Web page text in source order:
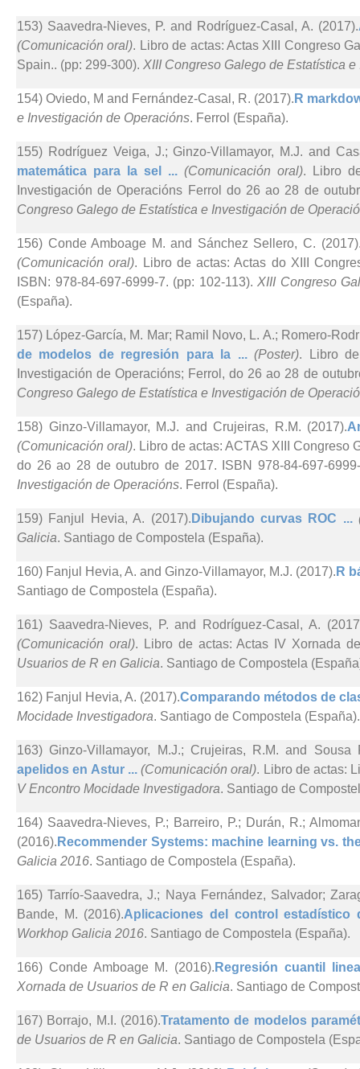
153) Saavedra-Nieves, P. and Rodríguez-Casal, A. (2017).
(Comunicación oral). Libro de actas: Actas XIII Congreso
Spain.. (pp: 299-300). XIII Congreso Galego de Estatística
154) Oviedo, M and Fernández-Casal, R. (2017). R
e Investigación de Operacións. Ferrol (España).
155) Rodríguez Veiga, J.; Ginzo-Villamayor, M.J. and
matemática para la sel ... (Comunicación oral). Libro
Investigación de Operacións Ferrol do 26 ao 28 de
Congreso Galego de Estatística e Investigación de
156) Conde Amboage M. and Sánchez Sellero, C.
(Comunicación oral). Libro de actas: Actas do XIII
ISBN: 978-84-697-6999-7. (pp: 102-113). XIII Congreso
(España).
157) López-García, M. Mar; Ramil Novo, L. A.; Romero-
de modelos de regresión para la ...(Poster). Libro
Investigación de Operacións; Ferrol, do 26 ao 28 de
Congreso Galego de Estatística e Investigación de
158) Ginzo-Villamayor, M.J. and Crujeiras, R.M. (2017).
(Comunicación oral). Libro de actas: ACTAS XIII Congreso
do 26 ao 28 de outubro de 2017. ISBN 978-84-697-
Investigación de Operacións. Ferrol (España).
159) Fanjul Hevia, A. (2017). Dibujando curvas ROC ...
Galicia. Santiago de Compostela (España).
160) Fanjul Hevia, A. and Ginzo-Villamayor, M.J. (2017). R
Santiago de Compostela (España).
161) Saavedra-Nieves, P. and Rodríguez-Casal, A.
(Comunicación oral). Libro de actas: Actas IV Xornada
Usuarios de R en Galicia. Santiago de Compostela
162) Fanjul Hevia, A. (2017).Comparando métodos de
Mocidade Investigadora. Santiago de Compostela (España).
163) Ginzo-Villamayor, M.J.; Crujeiras, R.M. and Sousa
apelidos en Astur ...(Comunicación oral). Libro de actas:
V Encontro Mocidade Investigadora. Santiago de
164) Saavedra-Nieves, P.; Barreiro, P.; Durán, R.;
(2016). Recommender Systems: machine learning vs.
Galicia 2016. Santiago de Compostela (España).
165) Tarrío-Saavedra, J.; Naya Fernández, Salvador;
Bande, M. (2016).Aplicaciones del control
Workhop Galicia 2016. Santiago de Compostela (España).
166) Conde Amboage M. (2016). Regresión cuantil
Xornada de Usuarios de R en Galicia. Santiago de
167) Borrajo, M.I. (2016).Tratamento de modelos
de Usuarios de R en Galicia. Santiago de Compostela